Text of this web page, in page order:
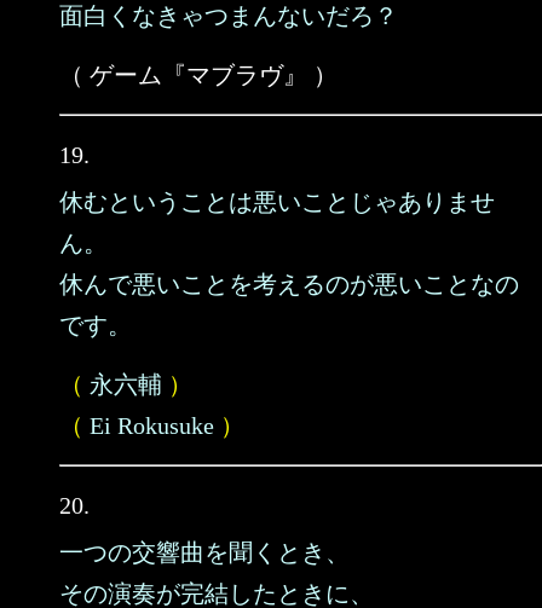
面白くなきゃつまんないだろ？
（ ゲーム『マブラヴ』 ）
19.
休むということは悪いことじゃありませ
ん。
休んで悪いことを考えるのが悪いことなの
です。
（ 永六輔 ）
（ Ei Rokusuke ）
20.
一つの交響曲を聞くとき、
その演奏が完結したときに、